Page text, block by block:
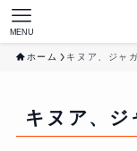
MENU
ホーム キヌア、ジャ
キヌア、ジ